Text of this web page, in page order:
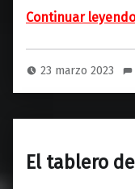
Continuar leyendo
23 marzo 2023
El tablero